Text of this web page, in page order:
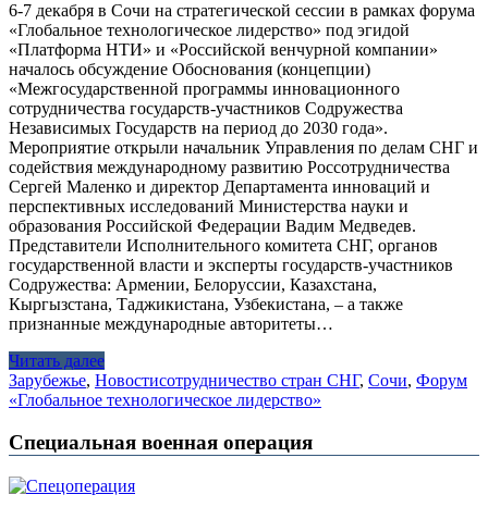
6-7 декабря в Сочи на стратегической сессии в рамках форума
«Глобальное технологическое лидерство» под эгидой
«Платформа НТИ» и «Российской венчурной компании»
началось обсуждение Обоснования (концепции)
«Межгосударственной программы инновационного
сотрудничества государств-участников Содружества
Независимых Государств на период до 2030 года».
Мероприятие открыли начальник Управления по делам СНГ и
содействия международному развитию Россотрудничества
Сергей Маленко и директор Департамента инноваций и
перспективных исследований Министерства науки и
образования Российской Федерации Вадим Медведев.
Представители Исполнительного комитета СНГ, органов
государственной власти и эксперты государств-участников
Содружества: Армении, Белоруссии, Казахстана,
Кыргызстана, Таджикистана, Узбекистана, – а также
признанные международные авторитеты…
Читать далее
Зарубежье, Новостисотрудничество стран СНГ, Сочи, Форум
«Глобальное технологическое лидерство»
Специальная военная операция